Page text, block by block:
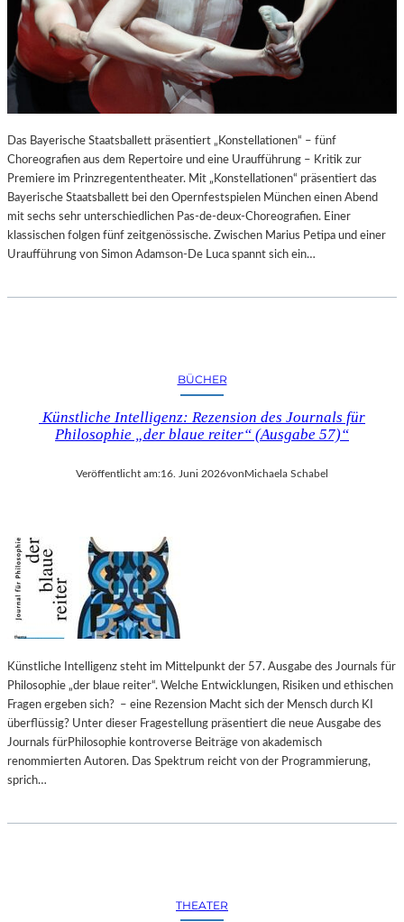
Das Bayerische Staatsballett präsentiert „Konstellationen“ – fünf
Choreografien aus dem Repertoire und eine Uraufführung – Kritik zur
Premiere im Prinzregententheater. Mit „Konstellationen“ präsentiert das
Bayerische Staatsballett bei den Opernfestspielen München einen Abend
mit sechs sehr unterschiedlichen Pas-de-deux-Choreografien. Einer
klassischen folgen fünf zeitgenössische. Zwischen Marius Petipa und einer
Uraufführung von Simon Adamson-De Luca spannt sich ein…
BÜCHER
Künstliche Intelligenz: Rezension des Journals für
Philosophie „der blaue reiter“ (Ausgabe 57)“
Veröffentlicht am:16. Juni 2026von Michaela Schabel
Künstliche Intelligenz steht im Mittelpunkt der 57. Ausgabe des Journals für
Philosophie „der blaue reiter“. Welche Entwicklungen, Risiken und ethischen
Fragen ergeben sich? – eine Rezension Macht sich der Mensch durch KI
überflüssig? Unter dieser Fragestellung präsentiert die neue Ausgabe des
Journals fürPhilosophie kontroverse Beiträge von akademisch
renommierten Autoren. Das Spektrum reicht von der Programmierung,
sprich…
THEATER